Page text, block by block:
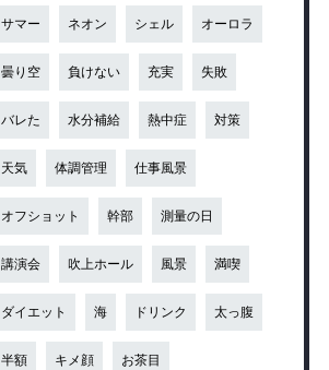
サマー ネオン シェル オーロラ
曇り空 負けない 充実 失敗
バレた 水分補給 熱中症 対策
天気 体調管理 仕事風景
オフショット 幹部 測量の日
講演会 吹上ホール 風景 満喫
ダイエット 海 ドリンク 太っ腹
半額 キメ顔 お茶目